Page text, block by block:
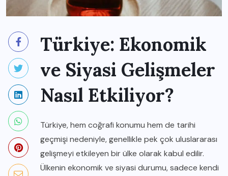
Türkiye: Ekonomik
ve Siyasi Gelişmeler
Nasıl Etkiliyor?
Türkiye, hem coğrafi konumu hem de tarihi
geçmişi nedeniyle, genellikle pek çok uluslararası
gelişmeyi etkileyen bir ülke olarak kabul edilir.
Ülkenin ekonomik ve siyasi durumu, sadece kendi